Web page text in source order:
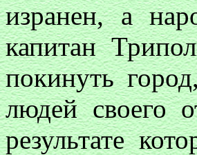
изранен, а
капитан
покинуть
людей своего
результате